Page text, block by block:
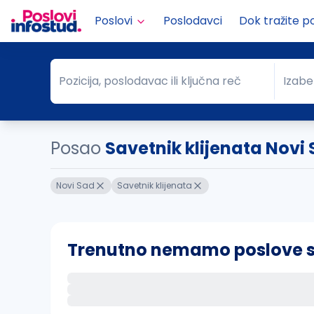
Poslovi Poslodavci Dok tražite
Pozicija, poslodavac ili ključna reč
Pozicija, poslodavac ili ključna reč Grad
Posao Savetnik klijenata Novi
Novi Sad Savetnik klijenata
Trenutno nemamo poslove